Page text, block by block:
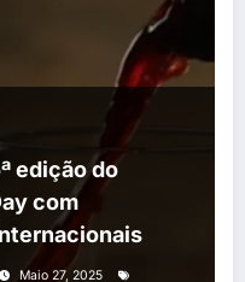
edição do
com
Maio 27, 2025